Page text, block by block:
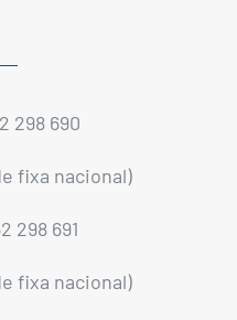
298 690
fixa nacional)
298 691
fixa nacional)